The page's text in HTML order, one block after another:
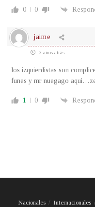
0 0
jaime
3 años atrás
los izquierdistas son
funes y mr nuegago
1 0
Nacionales Internacionales